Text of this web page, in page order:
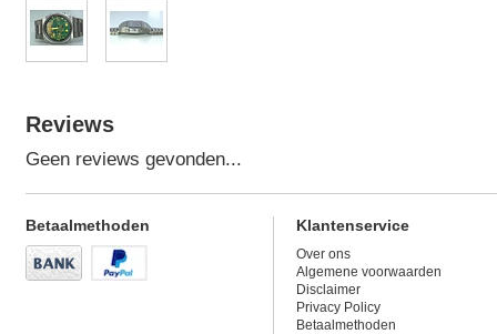
Reviews
Geen reviews gevonden...
Betaalmethoden Klantenservice
Over ons
Algemene voorwaarden
Disclaimer
Privacy Policy
Betaalmethoden